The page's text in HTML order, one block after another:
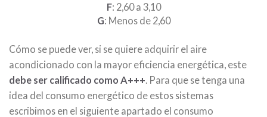
F: 2,60 a 3,10
G: Menos de 2,60
Cómo se puede ver, si se quiere adquirir el aire
acondicionado con la mayor eficiencia energética, este
debe ser calificado como A+++ . Para que se tenga una
idea del consumo energético de estos sistemas
escribimos en el siguiente apartado el consumo